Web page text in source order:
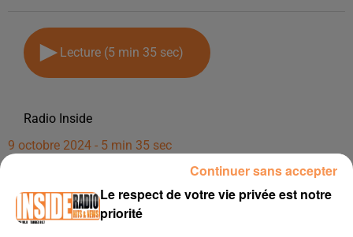
Lecture (5 min 35 sec)
Radio Inside
9 octobre 2024 - 5 min 35 sec
INTERVIEW DE ILYES DJADEL "VRAI" À LOURDES, SUR RADIO
INSIDE
Le respect de votre vie privée est notre
priorité
Continuer sans accepter